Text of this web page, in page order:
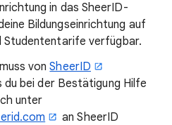
in das SheerID-
Bildungseinrichtung auf
verfügbar.
vonSheerID
bei der Bestätigung Hilfe
unter
an SheerID